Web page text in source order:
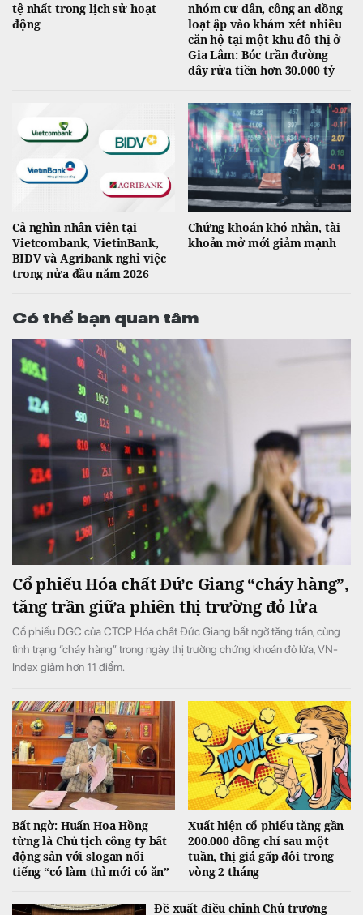
tệ nhất trong lịch sử hoạt
động
nhóm cư dân, công an đồng
loạt ập vào khám xét nhiều
căn hộ tại một khu đô thị ở
Gia Lâm: Bóc trần đường
dây rửa tiền hơn 30.000 tỷ
Cả nghìn nhân viên tại
Vietcombank, VietinBank,
BIDV và Agribank nghỉ việc
trong nửa đầu năm 2026
Chứng khoán khó nhằn, tài
khoản mở mới giảm mạnh
Có thể bạn quan tâm
Cổ phiếu Hóa chất Đức Giang “cháy hàng”,
tăng trần giữa phiên thị trường đỏ lửa
Cổ phiếu DGC của CTCP Hóa chất Đức Giang bất ngờ tăng trần, cùng
tình trạng “cháy hàng” trong ngày thị trường chứng khoán đỏ lửa, VN-
Index giảm hơn 11 điểm.
Bất ngờ: Huấn Hoa Hồng
từng là Chủ tịch công ty bất
động sản với slogan nổi
tiếng “có làm thì mới có ăn”
Xuất hiện cổ phiếu tăng gần
200.000 đồng chỉ sau một
tuần, thị giá gấp đôi trong
vòng 2 tháng
Đề xuất điều chỉnh Chủ trương